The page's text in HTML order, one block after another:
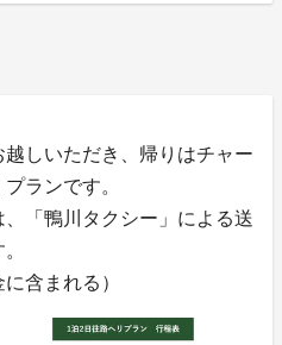
しいただき、帰りはチャー
ランです。
「鴨川タクシー」による送
含まれる）